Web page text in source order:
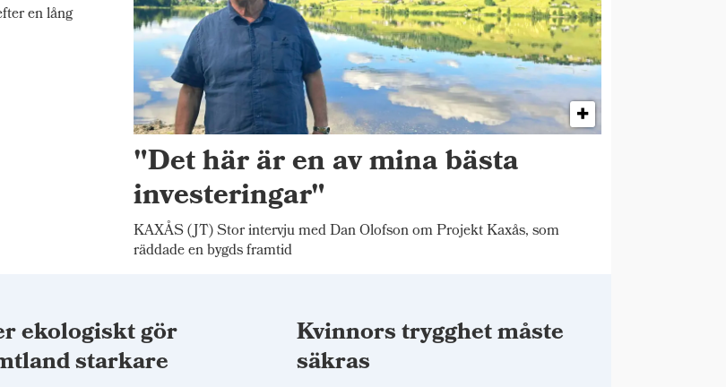
en lång
"Det här är en av mina bästa
investeringar"
KAXÅS (JT) Stor intervju med Dan Olofson om Projekt Kaxås, som
räddade en bygds framtid
ekologiskt gör
starkare
Kvinnors trygghet måste
säkras